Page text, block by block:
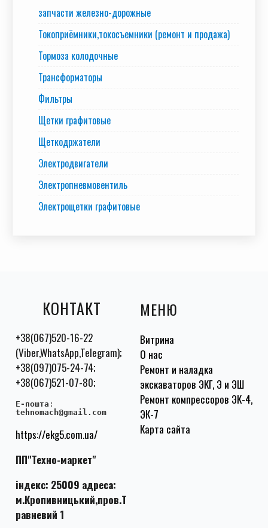
запчасти железно-дорожные
Токоприёмники,токосъемники (ремонт и продажа)
Тормоза колодочные
Трансформаторы
Фильтры
Щетки графитовые
Щеткодржатели
Электродвигатели
Электропневмовентиль
Электрощетки графитовые
КОНТАКТ
+38(067)520-16-22
(Viber,WhatsApp,Telegram);
+38(097)075-24-74;
+38(067)521-07-80;
E-пошта :
tehnomach@gmail.com
https://ekg5.com.ua/
ПП"Техно-маркет"
індекс: 25009 адреса:
м.Кропивницький,пров.Т
равневий 1
МЕНЮ
Витрина
О нас
Ремонт и наладка
экскаваторов ЭКГ, Э и ЭШ
Ремонт компрессоров ЭК-4,
ЭК-7
Карта сайта